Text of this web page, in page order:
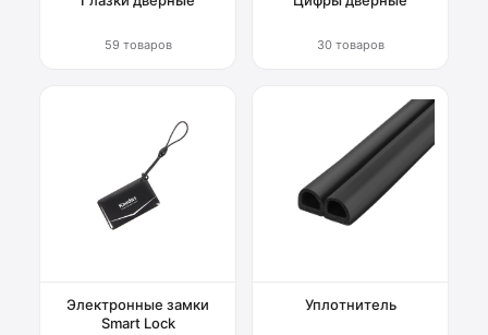
59 товаров 30 товаров
Электронные замки
Smart Lock
Уплотнитель